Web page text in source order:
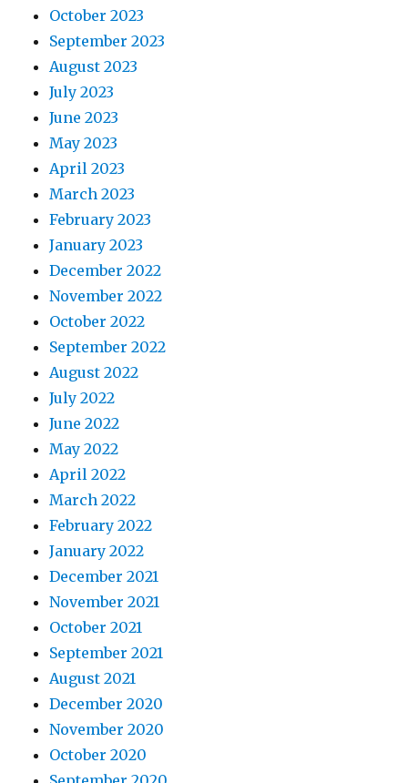
October 2023
September 2023
August 2023
July 2023
June 2023
May 2023
April 2023
March 2023
February 2023
January 2023
December 2022
November 2022
October 2022
September 2022
August 2022
July 2022
June 2022
May 2022
April 2022
March 2022
February 2022
January 2022
December 2021
November 2021
October 2021
September 2021
August 2021
December 2020
November 2020
October 2020